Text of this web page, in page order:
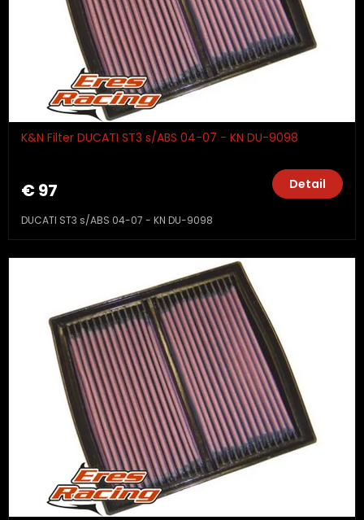
K&N Filter DUCATI ST3 s/ABS 04-07 - KN DU-9098
€ 97 Detail
DUCATI ST3 s/ABS 04-07 - KN DU-9098